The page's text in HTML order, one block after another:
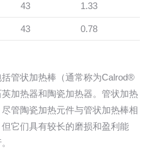
43 1.33
43 0.78
管状加热棒（通常称为Calrod®
加热器和陶瓷加热器。管状加热
管陶瓷加热元件与管状加热棒相
它们具有较长的磨损和盈利能